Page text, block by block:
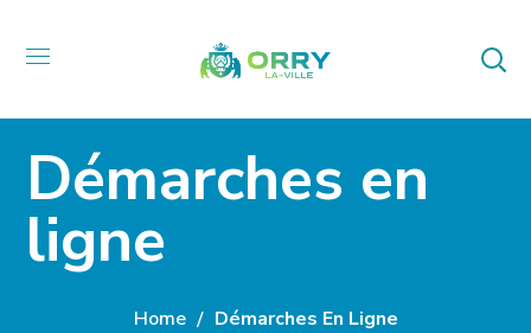
Démarches en
ligne
Home Démarches En Ligne